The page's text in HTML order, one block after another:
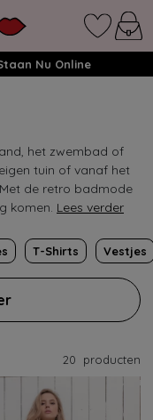
Nu Online
het zwembad of
tuin of vanaf het
de retro badmode
komen. Lees verder
T-Shirts Vestjes
20 producten